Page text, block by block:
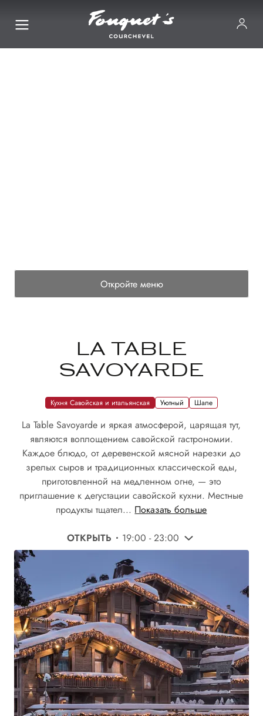
Откройте меню
LA TABLE
SAVOYARDE
Кухня Савойская и итальянская Уютный Шале
La Table Savoyarde и яркая атмосферой, царящая тут,
являются воплощением савойской гастрономии.
Каждое блюдо, от деревенской мясной нарезки до
зрелых сыров и традиционных классической еды,
приготовленной на медленном огне, — это
приглашение к дегустации савойской кухни. Местные
продукты тщател... Показать больше
ОТКРЫТЬ 19:00 - 23:00